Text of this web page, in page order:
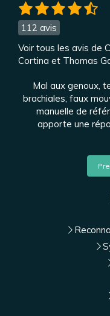
112 avis
Voir tous les avis de
Cortina et Thomas
Mal aux genoux,
brachiales, faux
manuelle de
apporte une